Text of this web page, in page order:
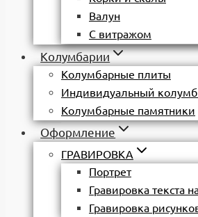
Валун
С витражом
Колумбарии
Колумбарные плиты
Индивидуальный
Колумбарные памятники
Оформление
ГРАВИРОВКА
Портрет
Гравировка текста
Гравировка